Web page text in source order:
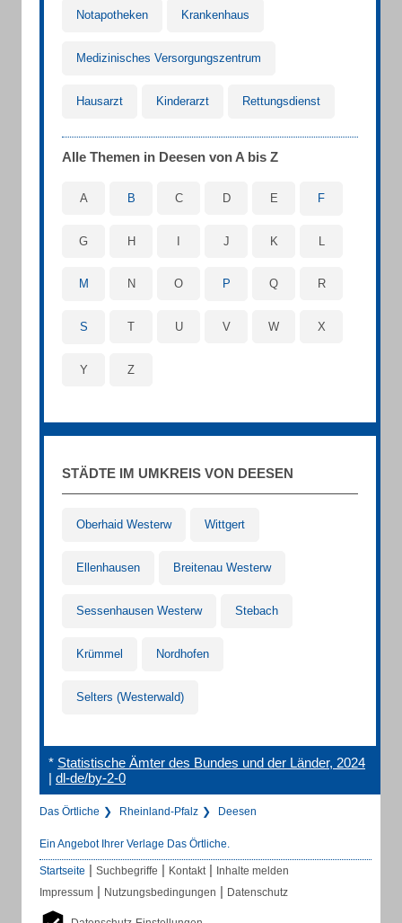
Notapotheken Krankenhaus
Medizinisches Versorgungszentrum
Hausarzt Kinderarzt Rettungsdienst
Alle Themen in Deesen von A bis Z
A B C D E F
G H J K L
M N O P Q R
S T U V W X
Y Z
STÄDTE IM UMKREIS VON DEESEN
Oberhaid Westerw Wittgert
Ellenhausen Breitenau Westerw
Sessenhausen Westerw Stebach
Krümmel Nordhofen
Selters (Westerwald)
* Statistische Ämter des Bundes und der Länder, 2024
| dl-de/by-2-0
Das Örtliche Rheinland-Pfalz Deesen
Ein Angebot Ihrer Verlage Das Örtliche.
Startseite | Suchbegriffe | Kontakt | Inhalte melden
Impressum | Nutzungsbedingungen | Datenschutz